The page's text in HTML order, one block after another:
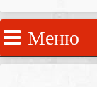
Меню